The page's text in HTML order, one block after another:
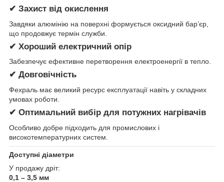
✔ Захист від окислення
Завдяки алюмінію на поверхні формується оксидний бар’єр,
що продовжує термін служби.
✔ Хороший електричний опір
Забезпечує ефективне перетворення електроенергії в тепло.
✔ Довговічність
Фехраль має великий ресурс експлуатації навіть у складних
умовах роботи.
✔ Оптимальний вибір для потужних нагрівачів
Особливо добре підходить для промислових і
високотемпературних систем.
Доступні діаметри
У продажу дріт:
0,1 – 3,5 мм